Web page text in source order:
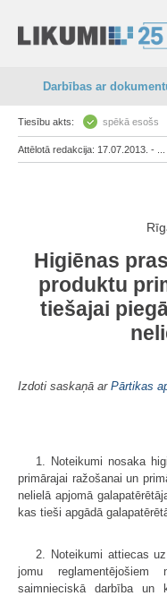
Darbības ar
Tiesību akts: spēkā esošs
Attēlotā redakcija: 17.07.2013. - ...
Higiēnas
produktu
tiešajai
Izdoti saskaņā ar Pārtikas
1. Noteikumi nosaka
primārajai ražošanai un
nelielā apjomā
kas tieši apgādā
2. Noteikumi attiecas
jomu reglamentējošiem
saimnieciskā darbība un